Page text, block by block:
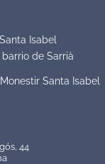
Isabel
de Sarrià
Santa Isabel
44